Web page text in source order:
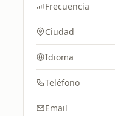
Frecuencia
Ciudad
Idioma
Teléfono
Email